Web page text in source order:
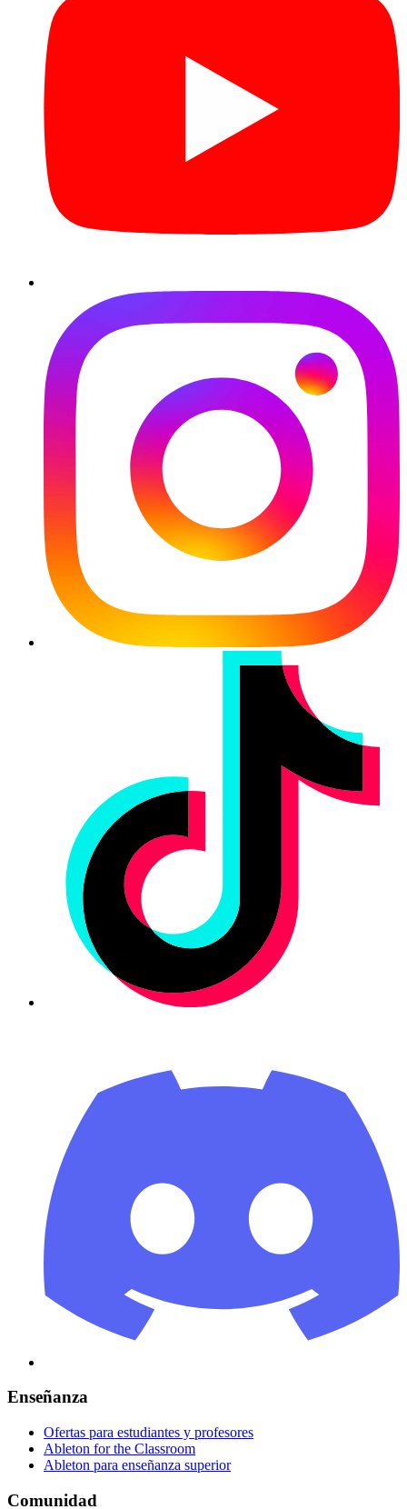
Enseñanza
Ofertas para estudiantes y profesores
Ableton for the Classroom
Ableton para enseñanza superior
Comunidad